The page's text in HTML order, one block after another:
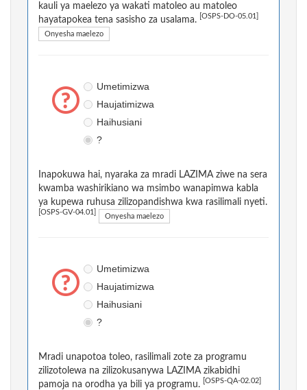
kauli ya maelezo ya wakati matoleo au matoleo
hayatapokea tena sasisho za usalama.
[OSPS-DO-05.01]
Onyesha maelezo
Umetimizwa
Haujatimizwa
Haihusiani
?
Inapokuwa hai, nyaraka za mradi LAZIMA ziwe na sera
kwamba washirikiano wa msimbo wanapimwa kabla
ya kupewa ruhusa zilizopandishwa kwa rasilimali nyeti.
[OSPS-GV-04.01] Onyesha maelezo
Umetimizwa
Haujatimizwa
Haihusiani
?
Mradi unapotoa toleo, rasilimali zote za programu
zilizotolewa na zilizokusanywa LAZIMA zikabidhi
pamoja na orodha ya bili ya programu.
[OSPS-QA-02.02]